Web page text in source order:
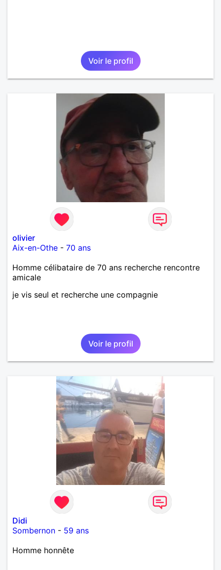
Voir le profil
olivier
Aix-en-Othe - 70 ans
Homme célibataire de 70 ans recherche rencontre
amicale
je vis seul et recherche une compagnie
Voir le profil
Didi
Sombernon - 59 ans
Homme honnête